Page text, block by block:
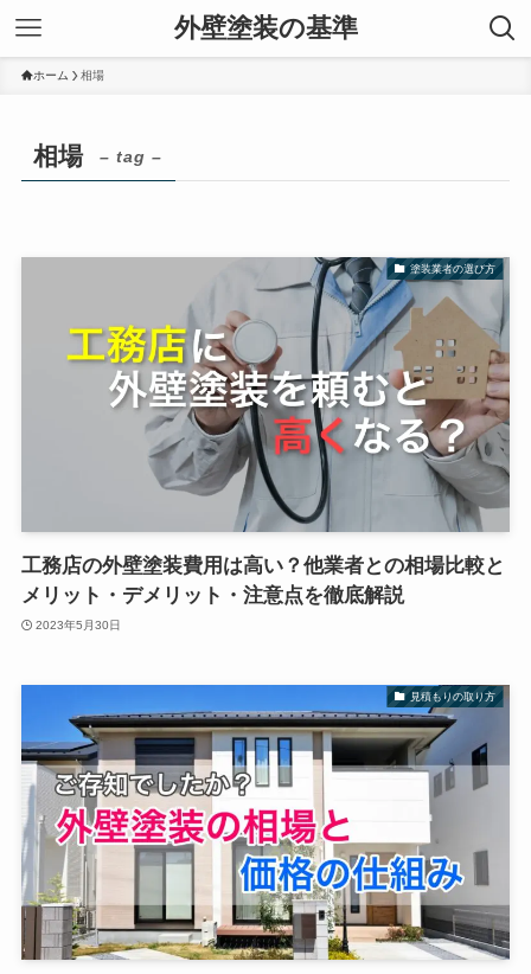
外壁塗装の基準
ホーム 相場
相場 – tag –
塗装業者の選び方
工務店の外壁塗装費用は高い？他業者との相場比較と
メリット・デメリット・注意点を徹底解説
2023年5月30日
見積もりの取り方